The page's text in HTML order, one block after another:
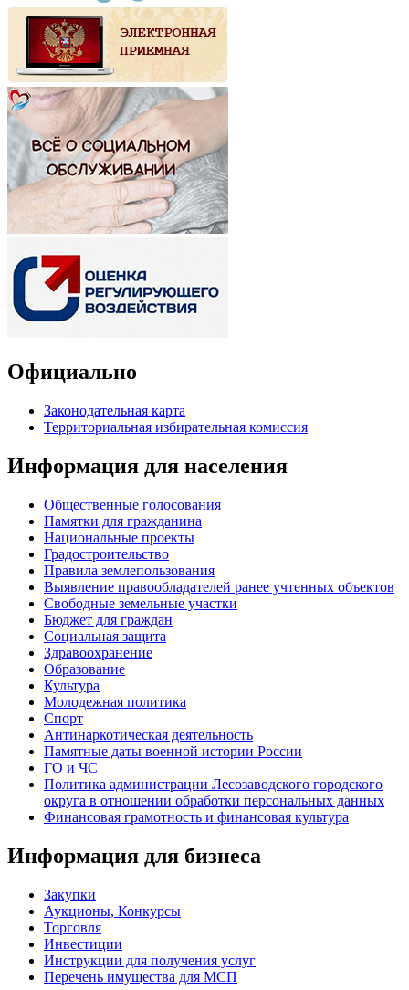
Официально
Законодательная карта
Территориальная избирательная комиссия
Информация для населения
Общественные голосования
Памятки для гражданина
Национальные проекты
Градостроительство
Правила землепользования
Выявление правообладателей ранее учтенных объектов
Свободные земельные участки
Бюджет для граждан
Социальная защита
Здравоохранение
Образование
Культура
Молодежная политика
Спорт
Антинаркотическая деятельность
Памятные даты военной истории России
ГО и ЧС
Политика администрации Лесозаводского городского
округа в отношении обработки персональных данных
Финансовая грамотность и финансовая культура
Информация для бизнеса
Закупки
Аукционы, Конкурсы
Торговля
Инвестиции
Инструкции для получения услуг
Перечень имущества для МСП